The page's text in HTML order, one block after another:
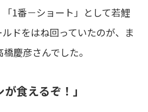
1番－ショート」として若鯉
ドをはね回っていたのが、ま
慶彦さんでした。
食えるぞ！」